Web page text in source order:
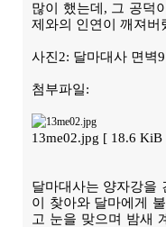
많이 했는데, 그 공덕
제와의 인연이 깨져버
사진2: 달마대사 면벽
첨부파일:
13me02.jpg [ 18.6
달마대사는 양자강을
이 찾아와 달마에게
고 눈을 맞으며 밤새